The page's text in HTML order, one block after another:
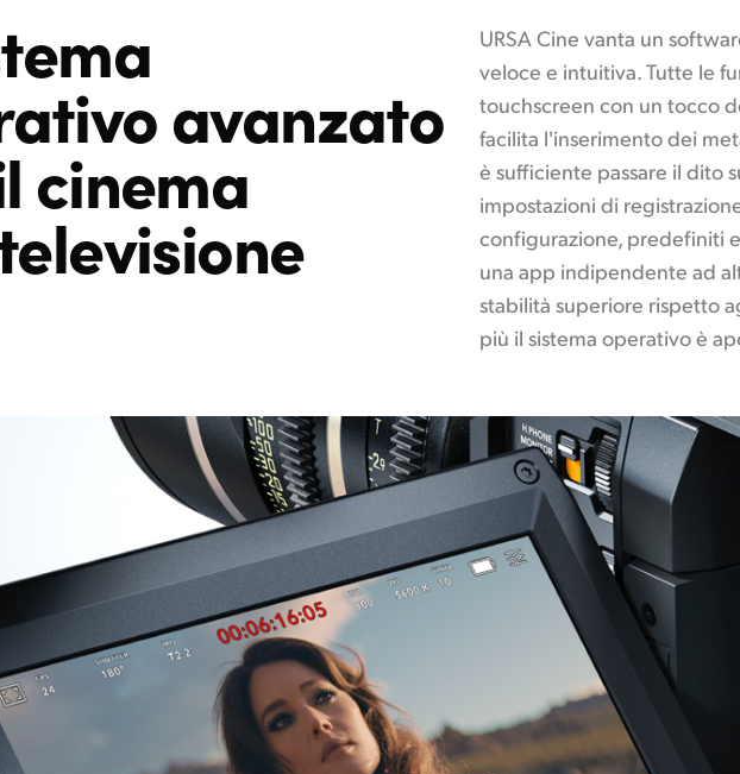
avanzato
cinema
URSA Cine vanta un
veloce e intuitiva. Tutte le
touchscreen con un tocco
facilita l'inserimento dei
è sufficiente passare il dito
impostazioni di
configurazione, predefiniti
una app indipendente ad
stabilità superiore rispetto
più il sistema operativo è